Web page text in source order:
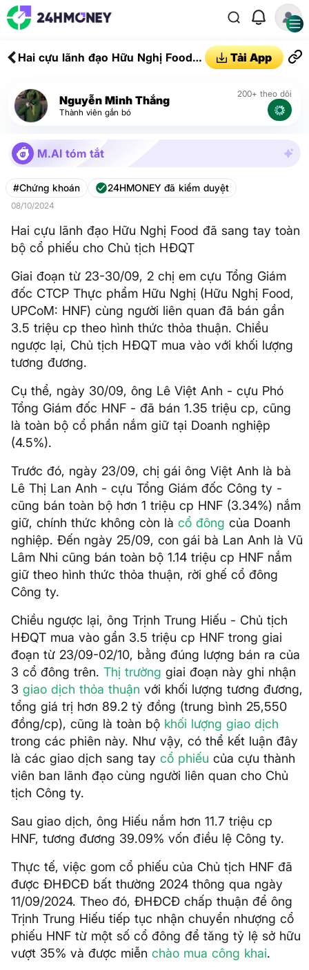
Hai cựu lãnh đạo Hữu Nghị Food
Chủ tịch HĐQT
Tải App
Nguyễn Minh Thắng
Thành viên gắn bó
200+ theo dõi
M.AI tóm tắt
#Chứng khoán 24HMONEY đã kiểm duyệt
08/10/2024
Hai cựu lãnh đạo Hữu Nghị Food đã sang tay toàn
bộ cổ phiếu cho Chủ tịch HĐQT
Giai đoạn từ 23-30/09, 2 chị em cựu Tổng Giám
đốc CTCP Thực phẩm Hữu Nghị (Hữu Nghị Food,
UPCoM: HNF) cùng người liên quan đã bán gần
3.5 triệu cp theo hình thức thỏa thuận. Chiều
ngược lại, Chủ tịch HĐQT mua vào với khối lượng
tương đương.
Cụ thể, ngày 30/09, ông Lê Việt Anh - cựu Phó
Tổng Giám đốc HNF - đã bán 1.35 triệu cp, cũng
là toàn bộ cổ phần nắm giữ tại Doanh nghiệp
(4.5%).
Trước đó, ngày 23/09, chị gái ông Việt Anh là bà
Lê Thị Lan Anh - cựu Tổng Giám đốc Công ty -
cũng bán toàn bộ hơn 1 triệu cp HNF (3.34%) nắm
giữ, chính thức không còn là cổ đông của Doanh
nghiệp. Đến ngày 25/09, con gái bà Lan Anh là Vũ
Lâm Nhi cũng bán toàn bộ 1.14 triệu cp HNF nắm
giữ theo hình thức thỏa thuận, rời ghế cổ đông
Công ty.
Chiều ngược lại, ông Trịnh Trung Hiếu - Chủ tịch
HĐQT mua vào gần 3.5 triệu cp HNF trong giai
đoạn từ 23/09-02/10, bằng đúng lượng bán ra của
3 cổ đông trên. Thị trường giai đoạn này ghi nhận
3 giao dịch thỏa thuận với khối lượng tương đương,
tổng giá trị hơn 89.2 tỷ đồng (trung bình 25,550
đồng/cp), cũng là toàn bộ khối lượng giao dịch
trong các phiên này. Như vậy, có thể kết luận đây
là các giao dịch sang tay cổ phiếu của cựu thành
viên ban lãnh đạo cùng người liên quan cho Chủ
tịch Công ty.
Sau giao dịch, ông Hiếu nắm hơn 11.7 triệu cp
HNF, tương đương 39.09% vốn điều lệ Công ty.
Thực tế, việc gom cổ phiếu của Chủ tịch HNF đã
được ĐHĐCĐ bất thường 2024 thông qua ngày
11/09/2024. Theo đó, ĐHĐCĐ chấp thuận để ông
Trịnh Trung Hiếu tiếp tục nhận chuyển nhượng cổ
phiếu HNF từ một số cổ đông để tăng tỷ lệ sở hữu
vượt 35% và được miễn chào mua công khai.